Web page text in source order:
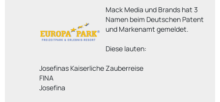
Mack Media und Brands hat 3
Namen beim Deutschen Patent
und Markenamt gemeldet.
Diese lauten:
Josefinas Kaiserliche Zauberreise
FINA
Josefina